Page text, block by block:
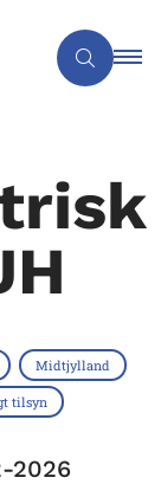
Midtjylland
tilsyn
2026